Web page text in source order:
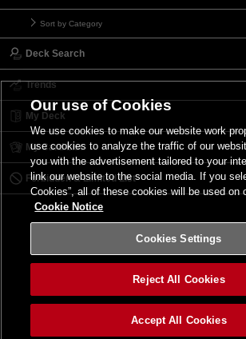
Sort by Category
Deck Search
Trends
My Deck
My Card List
Forbidden & Limited List
Terms of
©2026
Our use of Cookies
We use cookies to make our website work
use cookies to analyze the traffic of our
you with the advertisement tailored to your
link our website to the social media. If you
Cookies”, all of these cookies will be used on
Cookie Notice
Cookies Settings
Reject All Cookies
Accept All Cookies